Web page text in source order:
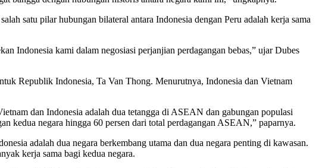
satu pilar hubungan bilateral antara Indonesia dengan Peru adalah kerja sama
Indonesia kami dalam negosiasi perjanjian perdagangan bebas,” ujar Dubes
Republik Indonesia, Ta Van Thong. Menurutnya, Indonesia dan Vietnam
dan Indonesia adalah dua tetangga di ASEAN dan gabungan populasi
kedua negara hingga 60 persen dari total perdagangan ASEAN,” paparnya.
adalah dua negara berkembang utama dan dua negara penting di kawasan.
kerja sama bagi kedua negara.